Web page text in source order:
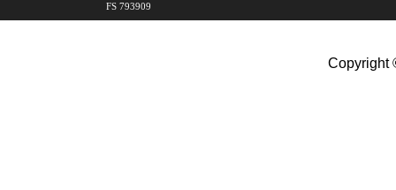
FS 793909
Copyright